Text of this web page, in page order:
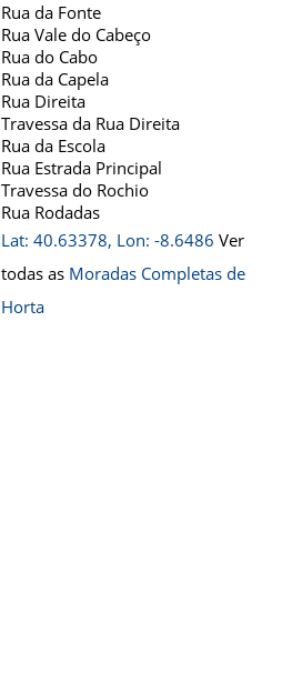
Rua da Fonte
Rua Vale do Cabeço
Rua do Cabo
Rua da Capela
Rua Direita
Travessa da Rua Direita
Rua da Escola
Rua Estrada Principal
Travessa do Rochio
Rua Rodadas
Lat: 40.63378, Lon: -8.6486 Ver
todas as Moradas Completas de
Horta